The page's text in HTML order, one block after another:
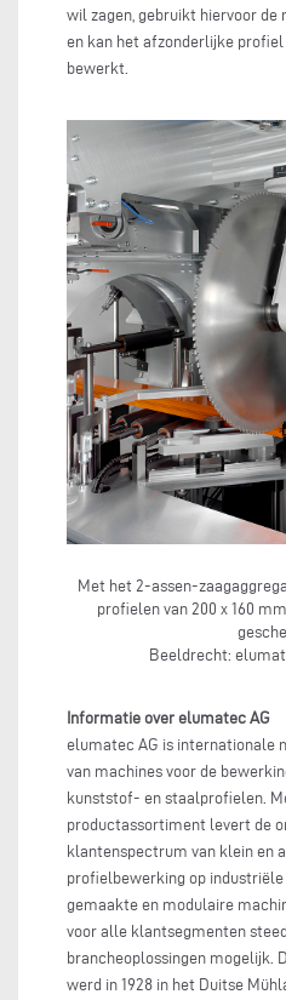
wil zagen, gebruikt hiervoor de
en kan het afzonderlijke
bewerkt.
Met het 2-assen-
profielen van 200 x 160
Beeldrecht:
Informatie over elumatec AG
elumatec AG is internationale
van machines voor de
kunststof- en staalprofielen.
productassortiment levert de
klantenspectrum van klein en
profielbewerking op
gemaakte en modulaire
voor alle klantsegmenten
brancheoplossingen mogelijk.
werd in 1928 in het Duitse